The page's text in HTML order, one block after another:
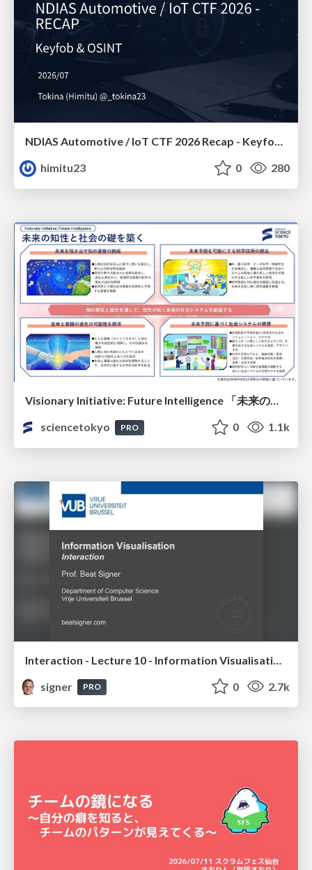
himitu23
0 280
Visionary Initiative: Future Intelligence 「未来の知性と社会の礎を築く」｜Science Tokyo（東京科学大学）
sciencetokyo
PRO 0 1.1k
signer
PRO 0 2.7k